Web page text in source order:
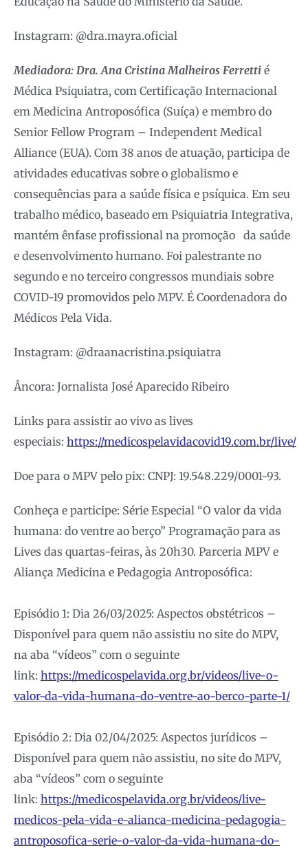
Instagram: @dra.mayra.oficial
Mediadora: Dra. Ana Cristina Malheiros Ferretti é
Médica Psiquiatra, com Certificação Internacional
em Medicina Antroposófica (Suíça) e membro do
Senior Fellow Program – Independent Medical
Alliance (EUA). Com 38 anos de atuação, participa de
atividades educativas sobre o globalismo e
consequências para a saúde física e psíquica. Em seu
trabalho médico, baseado em Psiquiatria Integrativa,
mantém ênfase profissional na promoção da saúde
e desenvolvimento humano. Foi palestrante no
segundo e no terceiro congressos mundiais sobre
COVID-19 promovidos pelo MPV. É Coordenadora do
Médicos Pela Vida.
Instagram: @draanacristina.psiquiatra
Âncora: Jornalista José Aparecido Ribeiro
Links para assistir ao vivo as lives
especiais: https://medicospelavidacovid19.com.br/live/
Doe para o MPV pelo pix: CNPJ: 19.548.229/0001-93.
Conheça e participe: Série Especial “O valor da vida
humana: do ventre ao berço” Programação para as
Lives das quartas-feiras, às 20h30. Parceria MPV e
Aliança Medicina e Pedagogia Antroposófica:
Episódio 1: Dia 26/03/2025: Aspectos obstétricos –
Disponível para quem não assistiu no site do MPV,
na aba “vídeos” com o seguinte
link: https://medicospelavida.org.br/videos/live-o-
valor-da-vida-humana-do-ventre-ao-berco-parte-1/
Episódio 2: Dia 02/04/2025: Aspectos jurídicos –
Disponível para quem não assistiu, no site do MPV,
aba “vídeos” com o seguinte
link: https://medicospelavida.org.br/videos/live-
medicos-pela-vida-e-alianca-medicina-pedagogia-
antroposofica-serie-o-valor-da-vida-humana-do-